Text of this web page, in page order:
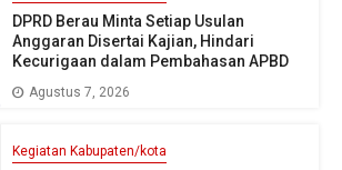
DPRD Berau Minta Setiap Usulan
Anggaran Disertai Kajian, Hindari
Kecurigaan dalam Pembahasan APBD
Agustus 7, 2026
Kegiatan Kabupaten/kota